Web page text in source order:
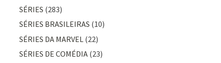
SÉRIES (283)
SÉRIES BRASILEIRAS (10)
SÉRIES DA MARVEL (22)
SÉRIES DE COMÉDIA (23)